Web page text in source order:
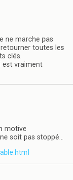
ne marche pas
toutes les
clés.
est vraiment
motive
soit pas stoppé…